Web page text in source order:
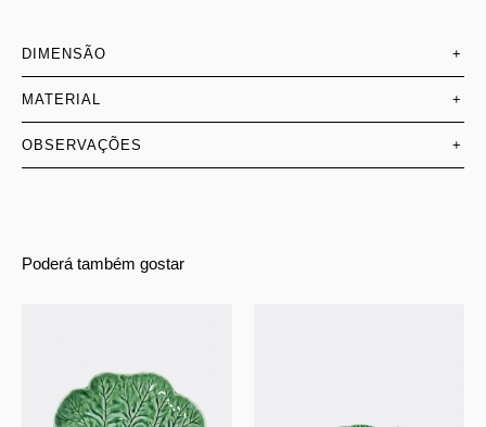
DIMENSÃO +
MATERIAL +
OBSERVAÇÕES +
Poderá também gostar